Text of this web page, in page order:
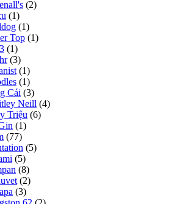
(2)
(1)
(1)
Top (1)
(1)
(3)
(1)
(1)
Cái (3)
Neill (4)
Triệu (6)
(1)
(77)
(5)
(5)
(8)
(2)
(3)